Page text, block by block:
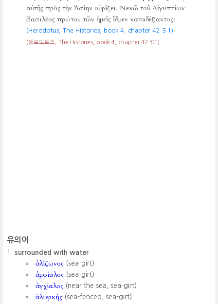
αὐτῆς πρὸς τὴν Ἀσίην οὐρίζει, Νεκῶ τοῦ Αἰγυπτίων
βασιλέος πρώτου τῶν ἡμεῖς ἴδμεν καταδέξαντος:
(Herodotus, The Histories, book 4, chapter 42 3:1)
(헤로도토스, The Histories, book 4, chapter 42 3:1)
유의어
surrounded with water
ἁλίζωνος (sea-girt)
ἀμφίαλος (sea-girt)
ἀγχίαλος (near the sea, sea-girt)
ἁλιερκής (sea-fenced, sea-girt)